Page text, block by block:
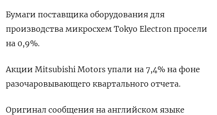
Бумаги поставщика оборудования для
производства микросхем Tokyo Electron просели
на 0,9%.
Акции Mitsubishi Motors упали на 7,4% на фоне
разочаровывающего квартального отчета.
Оригинал сообщения на английском языке